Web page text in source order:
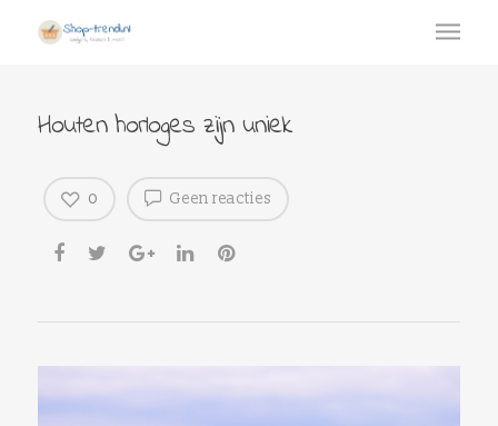
Houten horloges zijn uniek
Geen reacties
0